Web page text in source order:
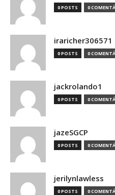
0 POSTS 0
iraricher306571
0 POSTS 0
jackrolando1
0 POSTS 0
jazeSGCP
0 POSTS 0
jerilynlawless
0 POSTS 0